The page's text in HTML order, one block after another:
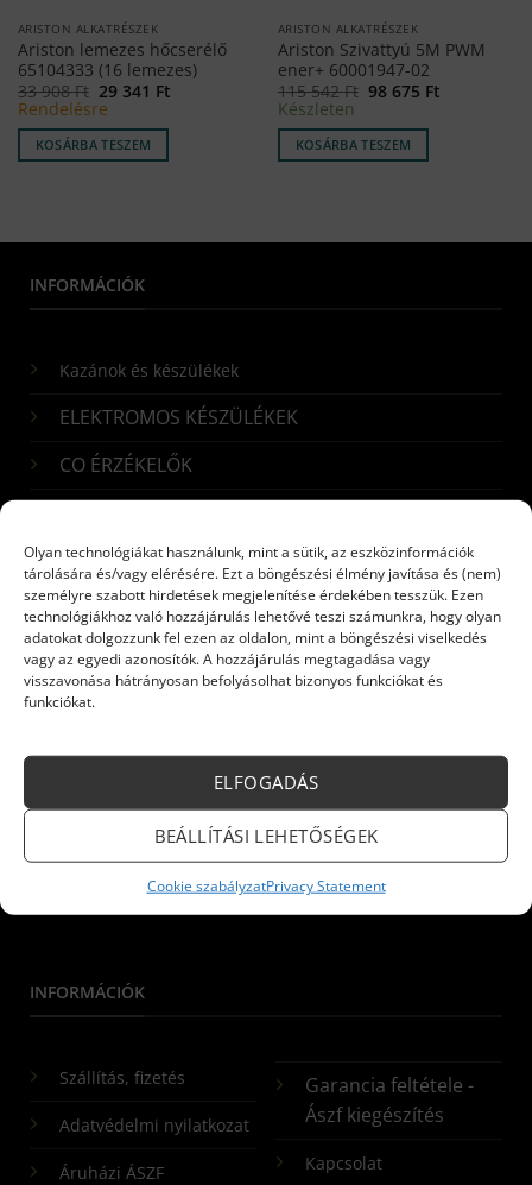
Olyan technológiákat használunk, mint a sütik, az eszközinformációk
tárolására és/vagy elérésére. Ezt a böngészési élmény javítása és (nem)
személyre szabott hirdetések megjelenítése érdekében tesszük. Ezen
technológiákhoz való hozzájárulás lehetővé teszi számunkra, hogy olyan
adatokat dolgozzunk fel ezen az oldalon, mint a böngészési viselkedés
vagy az egyedi azonosítók. A hozzájárulás megtagadása vagy
visszavonása hátrányosan befolyásolhat bizonyos funkciókat és
funkciókat.
ELFOGADÁS
BEÁLLÍTÁSI LEHETŐSÉGEK
Cookie szabályzatPrivacy Statement
ARISTON ALKATRÉSZEK
Ariston lemezes hőcserélő
65104333 (16 lemezes)
33 908Ft Original
price
was:
33
908 Ft.
29 341 FtCurrent
Rendelésre
KOSÁRBA TESZEM
ARISTON ALKATRÉSZEK
Ariston Szivattyú 5M PWM
ener+ 60001947-02
115 542Ft Original
115
542 Ft.
98 675 FtCurrent
Készleten
KOSÁRBA TESZEM
INFORMÁCIÓK
Kazánok és készülékek
ELEKTROMOS KÉSZÜLÉKEK
CO ÉRZÉKELŐK
Név:*
E-mail:*
Küldés
INFORMÁCIÓK
Szállítás, fizetés
Adatvédelmi nyilatkozat
Áruházi ÁSZF
Garancia feltétele -
Ászf kiegészítés
Kapcsolat